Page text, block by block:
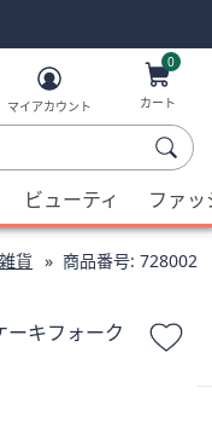
マイアカウント
0
カート
ビューティ ファ
貨 商品番号: 728002
ーキフォーク